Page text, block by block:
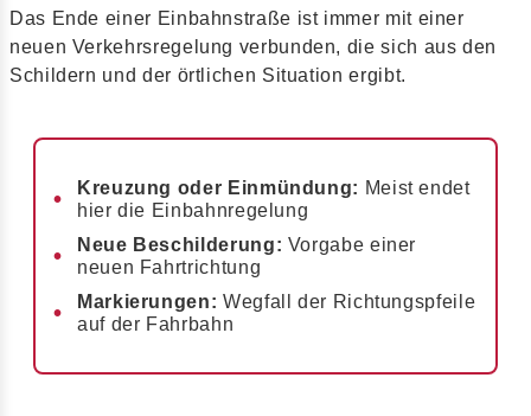
Das Ende einer Einbahnstraße ist immer mit einer
neuen Verkehrsregelung verbunden, die sich aus den
Schildern und der örtlichen Situation ergibt.
Kreuzung oder Einmündung: Meist endet
hier die Einbahnregelung
Neue Beschilderung: Vorgabe einer
neuen Fahrtrichtung
Markierungen: Wegfall der Richtungspfeile
auf der Fahrbahn